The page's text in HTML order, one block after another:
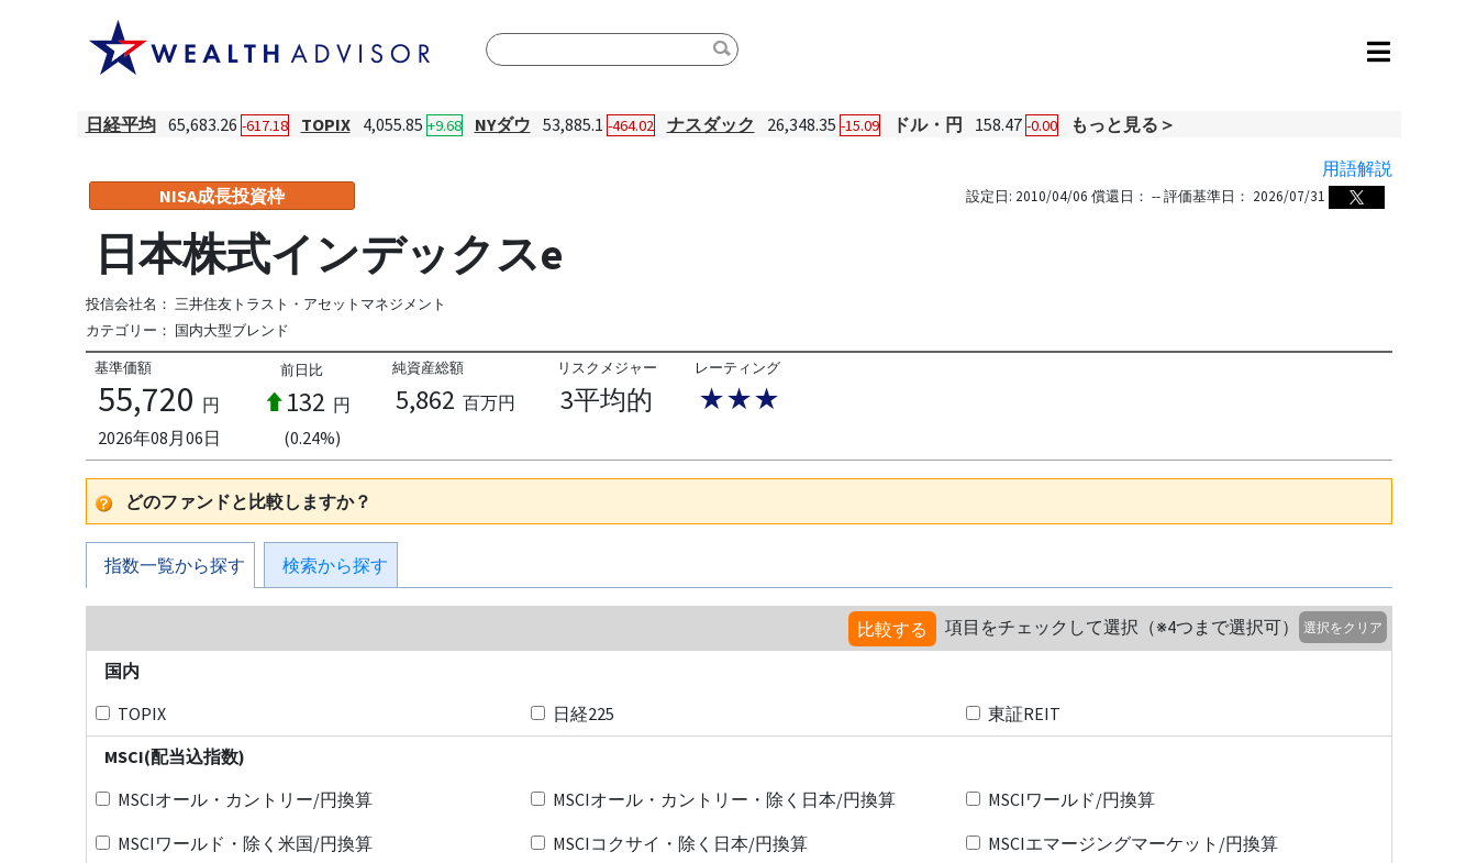
日経平均 65,683.26 -617.18 TOPIX 4,055.85 +9.68 NYダウ 53,885.1 -464.02 ナスダック 26,348.35 -15.09 ドル・円 158.47 -0.00
もっと見る＞
用語解説
NISA成長投資枠
設定日: 2010/04/06 償還日： -- 評価基準日： 2026/07/31
日本株式インデックスe
投信会社名： 三井住友トラスト・アセットマネジメント
カテゴリー： 国内大型ブレンド
基準価額
55,720 円
2026年08月06日
前日比
132 円
(0.24%)
純資産総額
5,862 百万円
リスクメジャー
3平均的
レーティング
★★★
どのファンドと比較しますか？
指数一覧から探す 検索から探す
比較する 項目をチェックして選択（※4つまで選択可） 選択をクリア
国内
TOPIX
日経225
東証REIT
MSCI(配当込指数)
MSCIオール・カントリー/円換算
MSCIオール・カントリー・除く日本/円換算
MSCIワールド/円換算
MSCIワールド・除く米国/円換算
MSCIコクサイ・除く日本/円換算
MSCIエマージングマーケット/円換算